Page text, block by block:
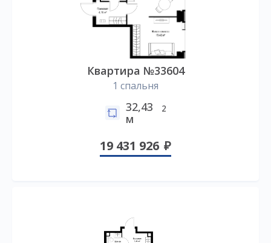
Квартира №33604
1 спальня
32,43
м
2
19 431 926